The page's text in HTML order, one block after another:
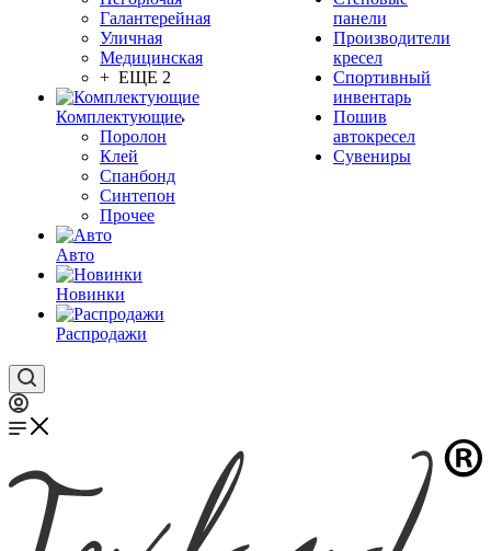
Галантерейная
Уличная
Медицинская
+ ЕЩЕ 2
Комплектующие
Поролон
Клей
Спанбонд
Синтепон
Прочее
Авто
Новинки
Распродажи
панели
Производители
кресел
Спортивный
инвентарь
Пошив
автокресел
Сувениры